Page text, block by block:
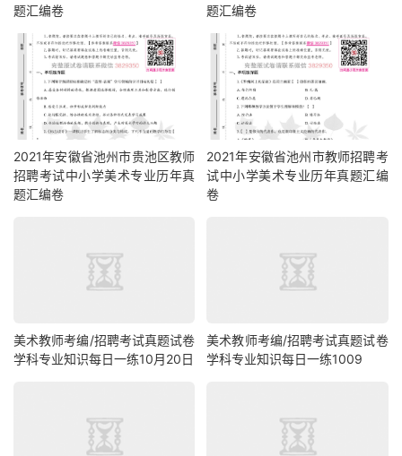
题汇编卷
题汇编卷
2021年安徽省池州市贵池区教师
招聘考试中小学美术专业历年真
题汇编卷
2021年安徽省池州市教师招聘考
试中小学美术专业历年真题汇编
卷
美术教师考编/招聘考试真题试卷
学科专业知识每日一练10月20日
美术教师考编/招聘考试真题试卷
学科专业知识每日一练1009